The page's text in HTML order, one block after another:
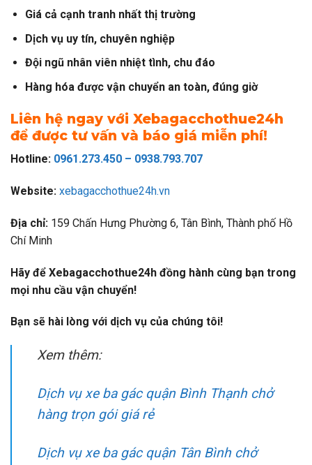
Giá cả cạnh tranh nhất thị trường
Dịch vụ uy tín, chuyên nghiệp
Đội ngũ nhân viên nhiệt tình, chu đáo
Hàng hóa được vận chuyển an toàn, đúng giờ
Liên hệ ngay với Xebagacchothue24h
để được tư vấn và báo giá miễn phí!
Hotline: 0961.273.450 – 0938.793.707
Website: xebagacchothue24h.vn
Địa chỉ: 159 Chấn Hưng Phường 6, Tân Bình, Thành phố Hồ
Chí Minh
Hãy để Xebagacchothue24h đồng hành cùng bạn trong
mọi nhu cầu vận chuyển!
Bạn sẽ hài lòng với dịch vụ của chúng tôi!
Xem thêm:
Dịch vụ xe ba gác quận Bình Thạnh chở
hàng trọn gói giá rẻ
Dịch vụ xe ba gác quận Tân Bình chở